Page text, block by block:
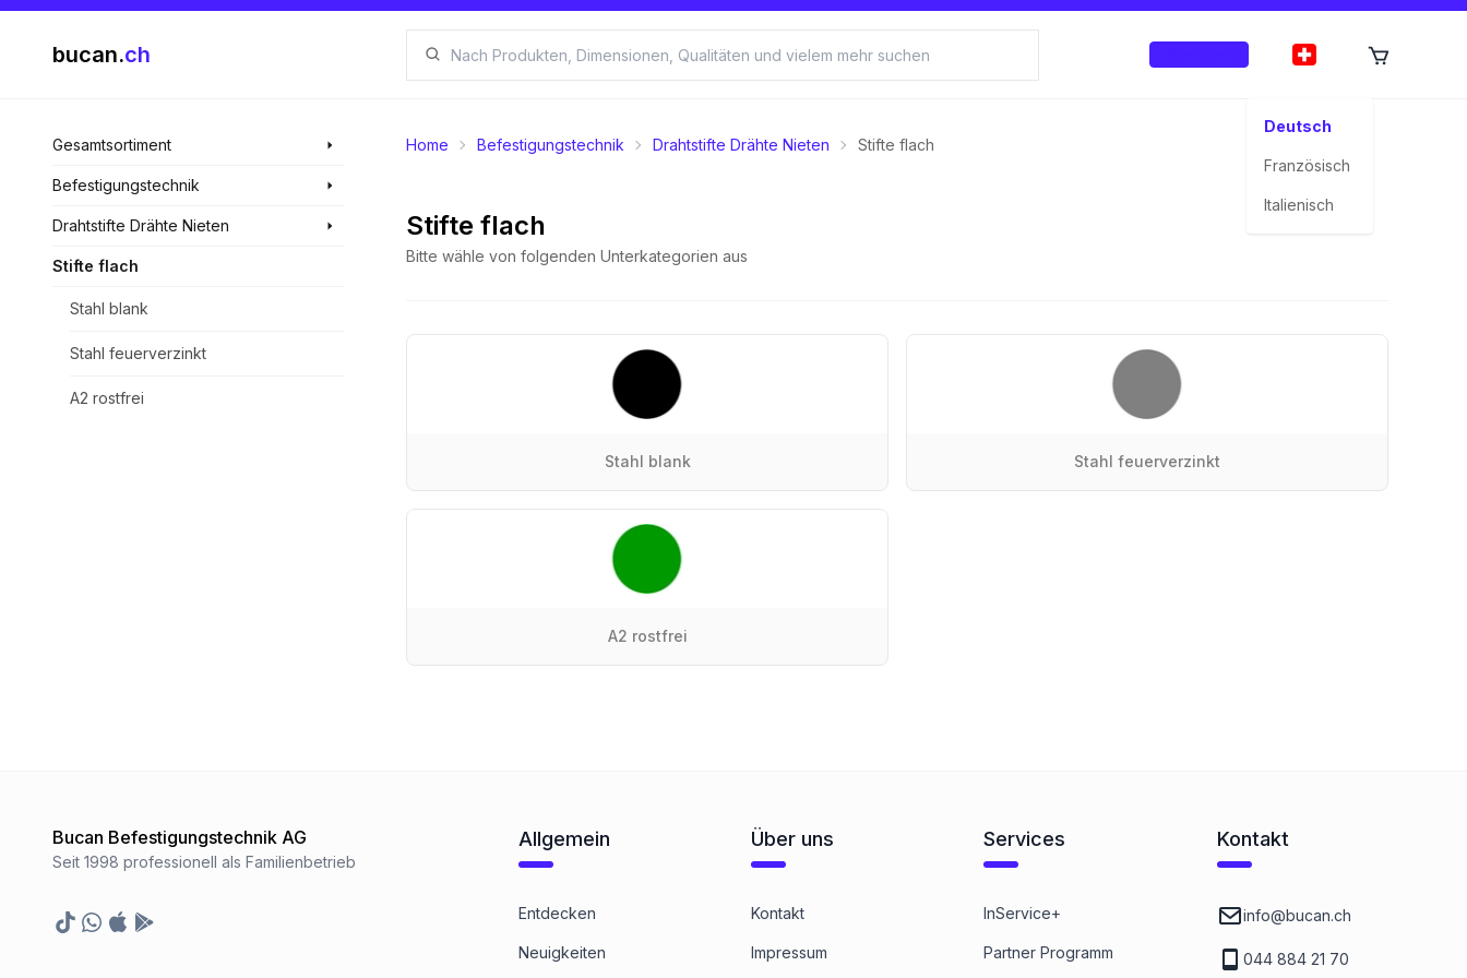
bucan.ch
Deutsch
Französisch
Italienisch
Gesamtsortiment
Befestigungstechnik
Drahtstifte Drähte Nieten
Stifte flach
Stahl blank
Stahl feuerverzinkt
A2 rostfrei
Home Befestigungstechnik Drahtstifte Drähte Nieten Stifte flach
Stifte flach
Bitte wähle von folgenden Unterkategorien aus
Stahl blank Stahl feuerverzinkt
A2 rostfrei
Bucan Befestigungstechnik AG
Seit 1998 professionell als Familienbetrieb
TikTokWhatsapp
Appstore
Google Play Store
Allgemein
Entdecken
Neuigkeiten
Über uns
Kontakt
Impressum
Services
InService+
Partner Programm
Kontakt
info@bucan.ch
044 884 21 70